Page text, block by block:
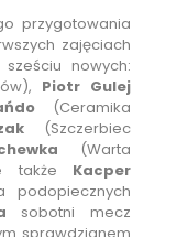
przygotowania
zajęciach
nowych:
Piotr Gulej
(Ceramika
(Szczerbiec
(Warta
także Kacper
podopiecznych
sobotni mecz